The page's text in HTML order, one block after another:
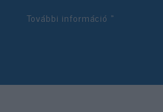
További információ »